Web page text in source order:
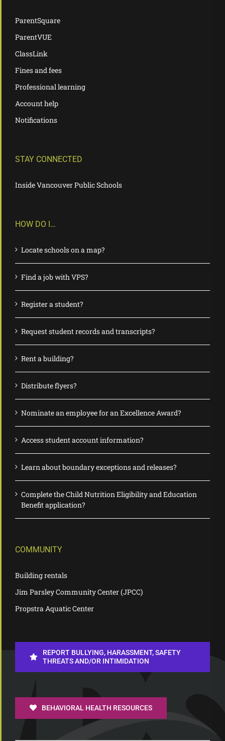
ParentSquare
ParentVUE
ClassLink
Fines and fees
Professional learning
Account help
Notifications
STAY CONNECTED
Inside Vancouver Public Schools
HOW DO I…
Locate schools on a map?
Find a job with VPS?
Register a student?
Request student records and transcripts?
Rent a building?
Distribute flyers?
Nominate an employee for an Excellence Award?
Access student account information?
Learn about boundary exceptions and releases?
Complete the Child Nutrition Eligibility and Education
Benefit application?
COMMUNITY
Building rentals
Jim Parsley Community Center (JPCC)
Propstra Aquatic Center
REPORT BULLYING, HARASSMENT, SAFETY
THREATS AND/OR INTIMIDATION
BEHAVIORAL HEALTH RESOURCES